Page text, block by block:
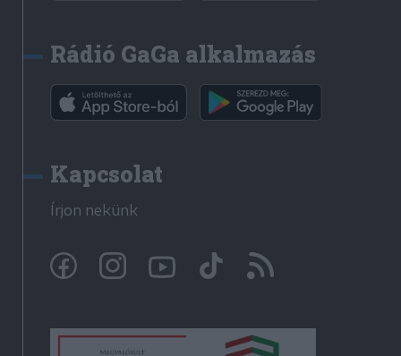
Rádió GaGa alkalmazás
Kapcsolat
Írjon nekünk